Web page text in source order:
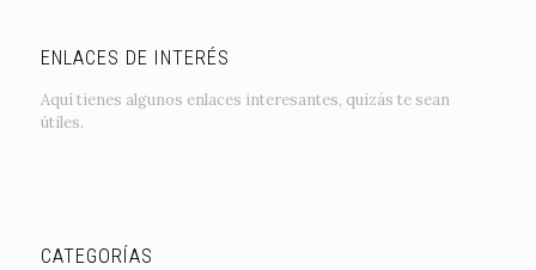
ENLACES DE INTERÉS
Aquí tienes algunos enlaces interesantes, quizás te sean
útiles.
CATEGORÍAS